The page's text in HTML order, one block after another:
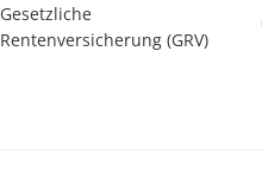
Gesetzliche
Rentenversicherung (GRV)